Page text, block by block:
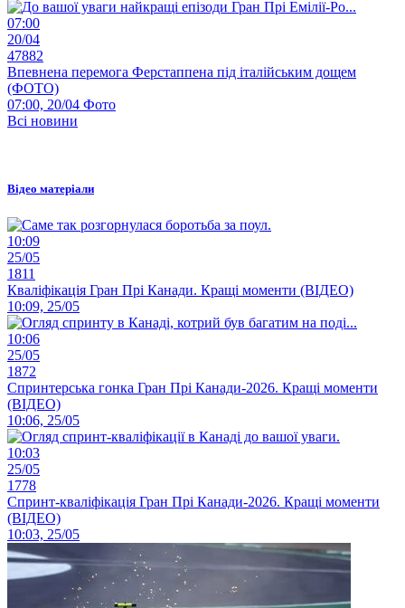
07:00
20/04
47882
Впевнена перемога Ферстаппена під італійським дощем
(ФОТО)
07:00, 20/04 Фото
Всі новини
Відео матеріали
10:09
25/05
1811
Кваліфікація Гран Прі Канади. Кращі моменти (ВІДЕО)
10:09, 25/05
10:06
25/05
1872
Спринтерська гонка Гран Прі Канади-2026. Кращі моменти
(ВІДЕО)
10:06, 25/05
10:03
25/05
1778
Спринт-кваліфікація Гран Прі Канади-2026. Кращі моменти
(ВІДЕО)
10:03, 25/05